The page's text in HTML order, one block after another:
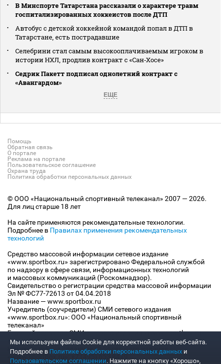
В Минспорте Татарстана рассказали о характере травм
госпитализированных хоккеистов после ДТП
Автобус с детской хоккейной командой попал в ДТП в
Татарстане, есть пострадавшие
Селебрини стал самым высокооплачиваемым игроком в
истории НХЛ, продлив контракт с «Сан‑Хосе»
Седрик Пакетт подписал однолетний контракт с
«Авангардом»
ЕЩЕ
Помощь
Обратная связь
О портале
Реклама на портале
Пользовательское соглашение
Охрана труда
Политика обработки персональных данных
© ООО «Национальный спортивный телеканал» 2007 — 2026.
Для лиц старше 18 лет
На сайте применяются рекомендательные технологии.
Подробнее в Правилах применения рекомендательных
технологий
Средство массовой информации сетевое издание
«www.sportbox.ru» зарегистрировано Федеральной службой
по надзору в сфере связи, информационных технологий
и массовых коммуникаций (Роскомнадзор).
Свидетельство о регистрации средства массовой информации
Эл № ФС77-72613 от 04.04.2018
Название — www.sportbox.ru
Учредитель (соучредители) СМИ сетевого издания
«www.sportbox.ru»: ООО «Национальный спортивный
телеканал»
Главный редактор СМИ сетевого издания «www.sportbox.ru»:
Конов В.А.
Номер телефона редакции СМИ сетевого издания
«www.sportbox.ru»: +7 (495) 653 8419
Мы используем файлы Сookie для корректной работы веб-сайта.
Подробнее в Политике обработки персональных данных и
Пользовательском соглашении. Нажмите на кнопку «Хорошо»,